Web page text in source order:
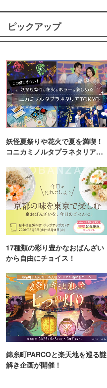
ピックアップ
妖怪夏祭りや花火で夏を満喫！
コニカミノルタプラネタリア
17種類の彩り豊かなおばんざい
から自由にチョイス！
錦糸町PARCOと楽天地を巡る謎
解き企画が開催！